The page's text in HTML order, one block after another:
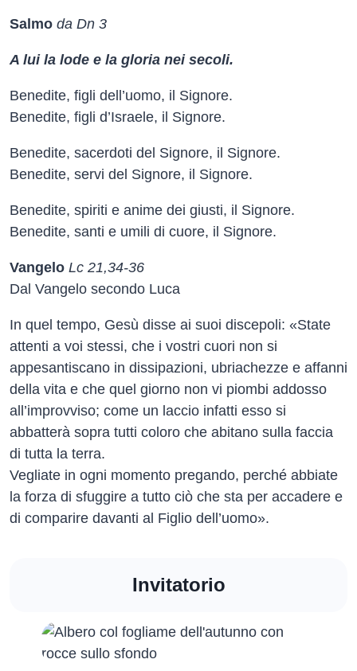
Salmo da Dn 3
A lui la lode e la gloria nei secoli.
Benedite, figli dell’uomo, il Signore.
Benedite, figli d’Israele, il Signore.
Benedite, sacerdoti del Signore, il Signore.
Benedite, servi del Signore, il Signore.
Benedite, spiriti e anime dei giusti, il Signore.
Benedite, santi e umili di cuore, il Signore.
Vangelo Lc 21,34-36
Dal Vangelo secondo Luca
In quel tempo, Gesù disse ai suoi discepoli: «State
attenti a voi stessi, che i vostri cuori non si
appesantiscano in dissipazioni, ubriachezze e affanni
della vita e che quel giorno non vi piombi addosso
all’improvviso; come un laccio infatti esso si
abbatterà sopra tutti coloro che abitano sulla faccia
di tutta la terra.
Vegliate in ogni momento pregando, perché abbiate
la forza di sfuggire a tutto ciò che sta per accadere e
di comparire davanti al Figlio dell’uomo».
Invitatorio